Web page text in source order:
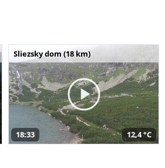
Sliezsky dom (18 km)
18:33 12,4 °C